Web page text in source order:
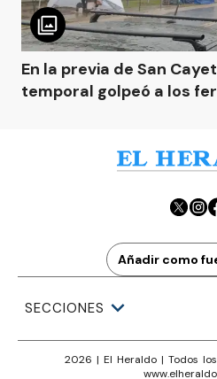
En la previa de San
temporal golpeó a los
Añadir como
SECCIONES
2026 | El Heraldo | Todos
www.